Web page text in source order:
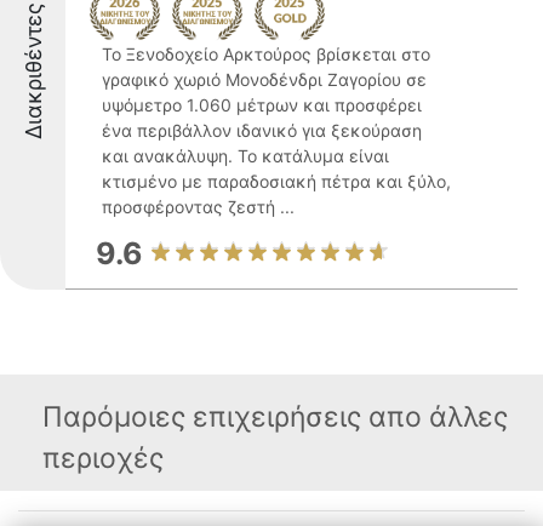
Διακριθέντες
Το Ξενοδοχείο Αρκτούρος βρίσκεται στο
γραφικό χωριό Μονοδένδρι Ζαγορίου σε
υψόμετρο 1.060 μέτρων και προσφέρει
ένα περιβάλλον ιδανικό για ξεκούραση
και ανακάλυψη. Το κατάλυμα είναι
κτισμένο με παραδοσιακή πέτρα και ξύλο,
προσφέροντας ζεστή ...
9.6
Παρόμοιες επιχειρήσεις απο άλλες
περιοχές